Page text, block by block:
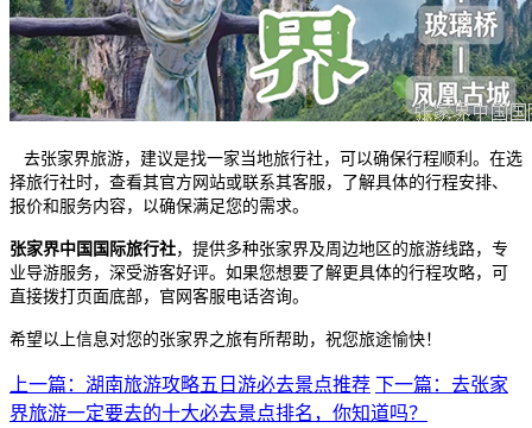
去张家界旅游，建议是找一家当地旅行社，可以确保行程顺利。在选
择旅行社时，查看其官方网站或联系其客服，了解具体的行程安排、
报价和服务内容，以确保满足您的需求。
张家界中国国际旅行社，提供多种张家界及周边地区的旅游线路，专
业导游服务，深受游客好评。如果您想要了解更具体的行程攻略，可
直接拨打页面底部，官网客服电话咨询。
希望以上信息对您的张家界之旅有所帮助，祝您旅途愉快！
上一篇：湖南旅游攻略五日游必去景点推荐 下一篇：去张家
界旅游一定要去的十大必去景点排名，你知道吗？